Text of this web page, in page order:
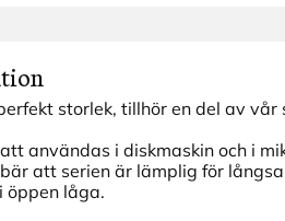
storlek, tillhör en del av vår
användas i diskmaskin och i
att serien är lämplig för
öppen låga.